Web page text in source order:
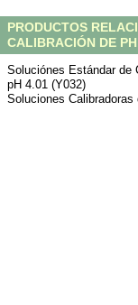
PRODUCTOS
CALIBRACIÓN DE PH
Soluciónes Estándar de
pH 4.01 (Y032)
Soluciones Calibradoras